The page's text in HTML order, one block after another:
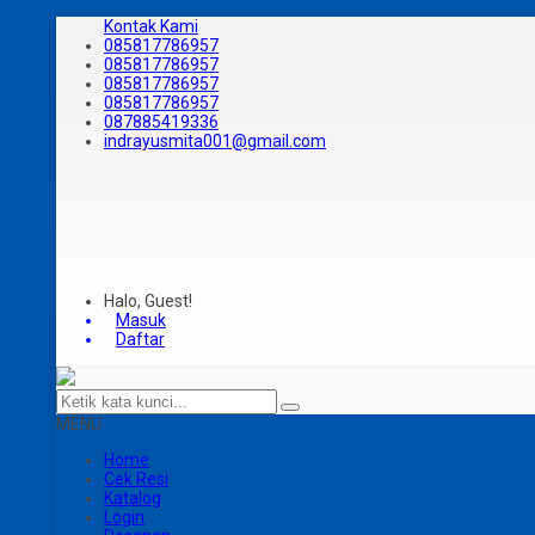
Kontak Kami
085817786957
085817786957
085817786957
085817786957
087885419336
indrayusmita001@gmail.com
Halo, Guest!
Masuk
Daftar
MENU
Home
Cek Resi
Katalog
Login